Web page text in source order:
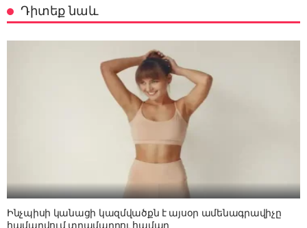
Դիտեք նաև
Ինչպիսի կանացի կազմվածքն է այսօր ամենագրավիչը
համարվում տղամարդու համար